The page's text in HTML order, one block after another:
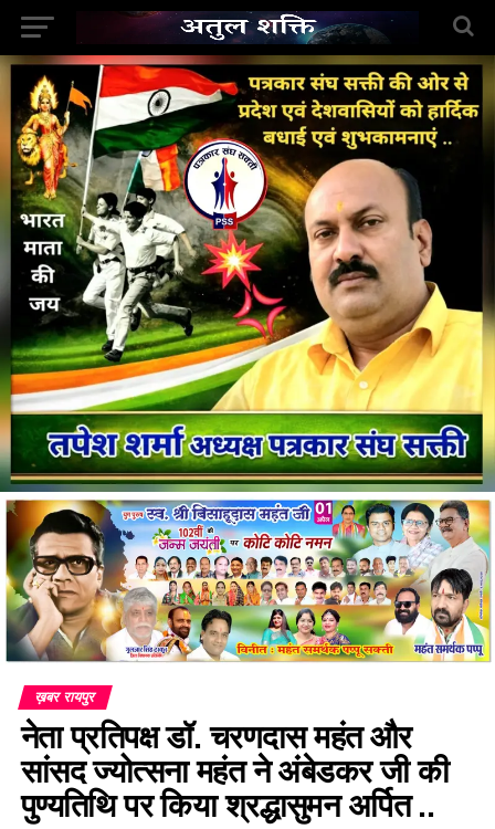
ख़बर रायपुर
नेता प्रतिपक्ष डॉ. चरणदास महंत और
सांसद ज्योत्सना महंत ने अंबेडकर जी की
पुण्यतिथि पर किया श्रद्धासुमन अर्पित ..